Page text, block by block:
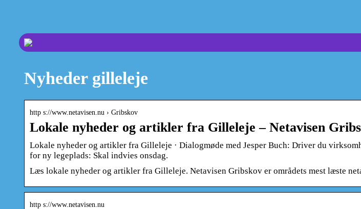
Nyheder gilleleje
http s://www.netavisen.nu › Gribskov
Lokale nyheder og artikler fra Gilleleje – Netavisen
Lokale nyheder og artikler fra Gilleleje · Dialogmøde med Jesper Buch: Driver du
for ny legeplads: Skal indvies onsdag.
Læs lokale nyheder og artikler fra Gilleleje. Netavisen Gribskov er områdets mest læste
http s://www.netavisen.nu